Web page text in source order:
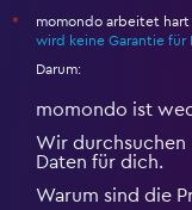
*
momondo arbeitet hart
wird keine Garantie für
Darum:
momondo ist
Wir durchsuchen
Daten für dich.
Warum sind die